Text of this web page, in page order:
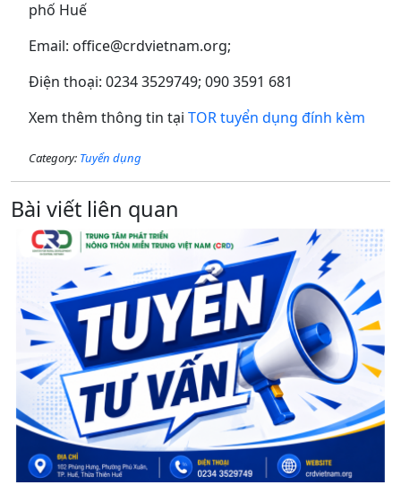
phố Huế
Email: office@crdvietnam.org;
Điện thoại: 0234 3529749; 090 3591 681
Xem thêm thông tin tại TOR tuyển dụng đính kèm
Category: Tuyển dụng
Bài viết liên quan